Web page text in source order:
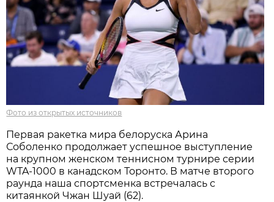
Фото из открытых источников
Первая ракетка мира белоруска Арина
Соболенко продолжает успешное выступление
на крупном женском теннисном турнире серии
WTA-1000 в канадском Торонто. В матче второго
раунда наша спортсменка встречалась с
китаянкой Чжан Шуай (62).